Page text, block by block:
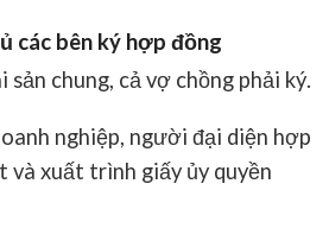
các bên ký hợp đồng
sản chung, cả vợ chồng phải ký.
nghiệp, người đại diện hợp
và xuất trình giấy ủy quyền